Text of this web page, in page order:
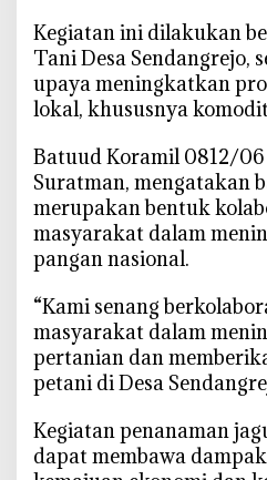
a
K
o
l
a
b
o
r
a
T
g
k
t
k
Kegiatan ini dilakukan
Tani Desa Sendangrejo,
upaya meningkatkan
lokal, khususnya
Batuud Koramil 0812/06
Suratman, mengatakan
merupakan bentuk
masyarakat dalam
pangan nasional.
“Kami senang
masyarakat dalam
pertanian dan
petani di Desa
Kegiatan penanaman
dapat membawa